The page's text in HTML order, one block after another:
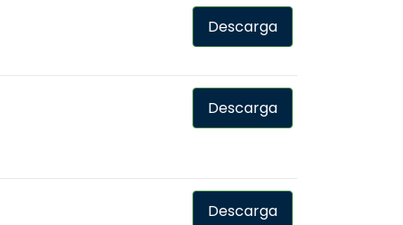
Descarga
Descarga
Descarga